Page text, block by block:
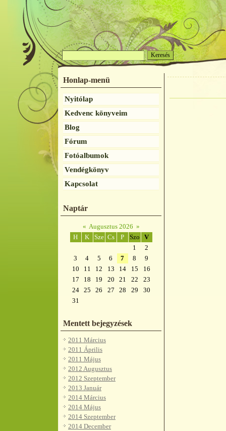
Honlap-menü
Nyitólap
Kedvenc könyveim
Blog
Fórum
Fotóalbumok
Vendégkönyv
Kapcsolat
Naptár
« Augusztus 2026 »
H
K Sze Cs P Szo
V
1
2
3
4 5 6 7 8
9
10
11 12 13 14 15
16
17
18 19 20 21 22
23
24
25 26 27 28 29
30
31
Mentett bejegyzések
2011 Március
2011 Április
2011 Május
2012 Augusztus
2012 Szeptember
2013 Január
2014 Március
2014 Május
2014 Szeptember
2014 December